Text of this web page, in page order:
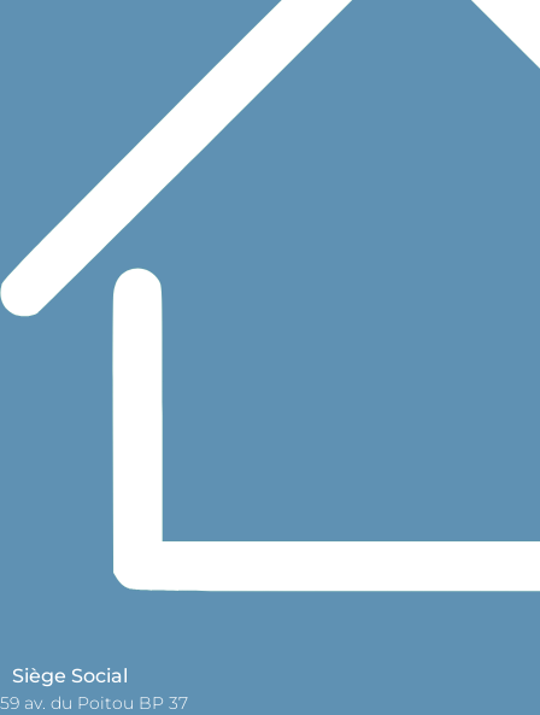
Siège Social
59 av. du Poitou BP 37